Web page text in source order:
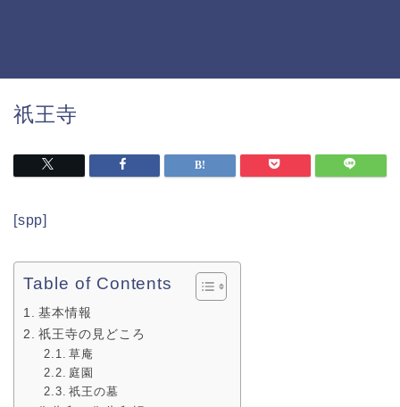
祇王寺
[spp]
Table of Contents
基本情報
祇王寺の見どころ
草庵
庭園
祇王の墓